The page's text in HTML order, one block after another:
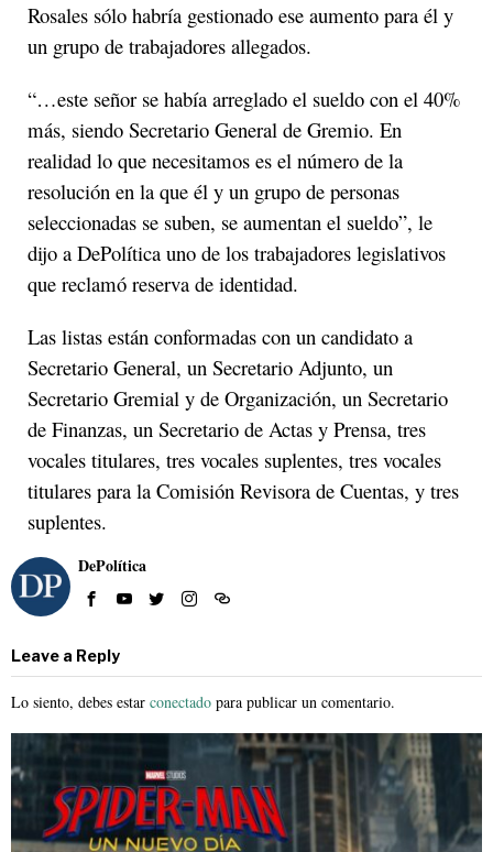
Rosales sólo habría gestionado ese aumento para él y
un grupo de trabajadores allegados.
“…este señor se había arreglado el sueldo con el 40%
más, siendo Secretario General de Gremio. En
realidad lo que necesitamos es el número de la
resolución en la que él y un grupo de personas
seleccionadas se suben, se aumentan el sueldo”, le
dijo a DePolítica uno de los trabajadores legislativos
que reclamó reserva de identidad.
Las listas están conformadas con un candidato a
Secretario General, un Secretario Adjunto, un
Secretario Gremial y de Organización, un Secretario
de Finanzas, un Secretario de Actas y Prensa, tres
vocales titulares, tres vocales suplentes, tres vocales
titulares para la Comisión Revisora de Cuentas, y tres
suplentes.
DePolítica
Leave a Reply
Lo siento, debes estar conectado para publicar un comentario.